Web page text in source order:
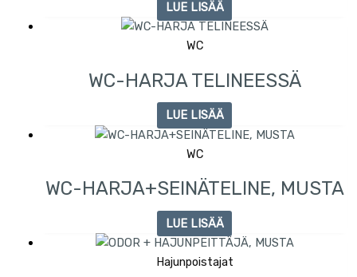
LUE LISÄÄ
WC
WC-HARJA TELINEESSÄ
LUE LISÄÄ
WC
WC-HARJA+SEINÄTELINE, MUSTA
LUE LISÄÄ
Hajunpoistajat